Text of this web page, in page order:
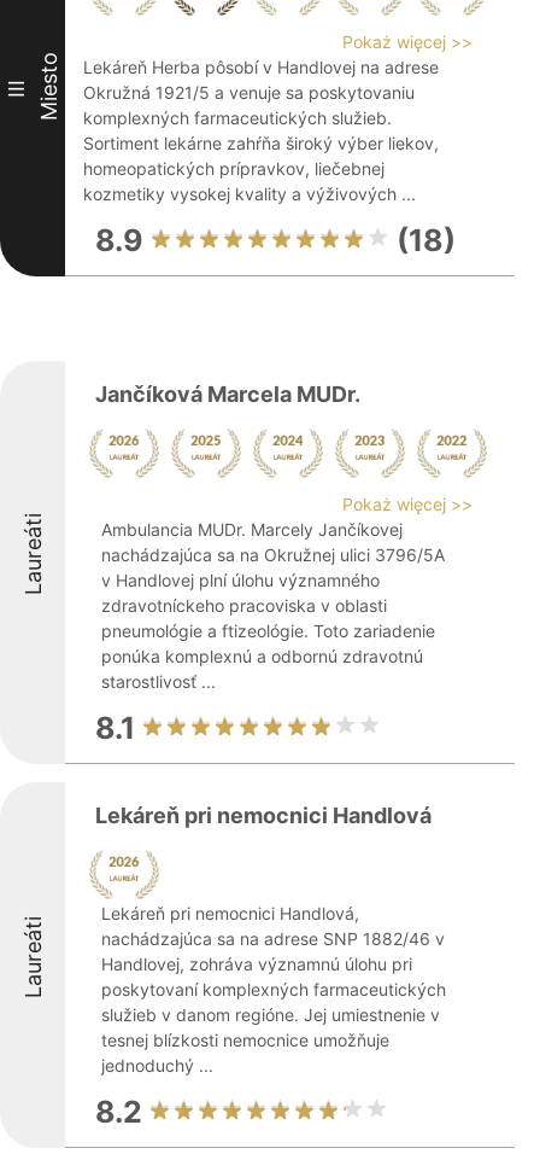
III Miesto
Pokaż więcej >>
Lekáreň Herba pôsobí v Handlovej na adrese
Okružná 1921/5 a venuje sa poskytovaniu
komplexných farmaceutických služieb.
Sortiment lekárne zahŕňa široký výber liekov,
homeopatických prípravkov, liečebnej
kozmetiky vysokej kvality a výživových ...
8.9 (18)
Laureáti
Jančíková Marcela MUDr.
Pokaż więcej >>
Ambulancia MUDr. Marcely Jančíkovej
nachádzajúca sa na Okružnej ulici 3796/5A
v Handlovej plní úlohu významného
zdravotníckeho pracoviska v oblasti
pneumológie a ftizeológie. Toto zariadenie
ponúka komplexnú a odbornú zdravotnú
starostlivosť ...
8.1
Laureáti
Lekáreň pri nemocnici Handlová
Lekáreň pri nemocnici Handlová,
nachádzajúca sa na adrese SNP 1882/46 v
Handlovej, zohráva významnú úlohu pri
poskytovaní komplexných farmaceutických
služieb v danom regióne. Jej umiestnenie v
tesnej blízkosti nemocnice umožňuje
jednoduchý ...
8.2